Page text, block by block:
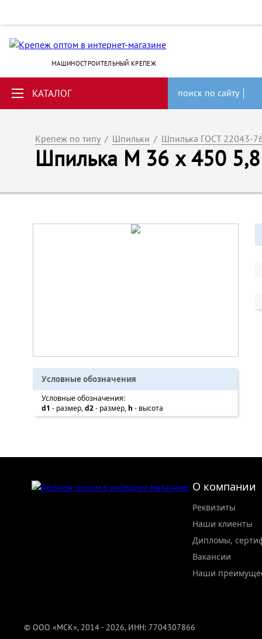
МАШИНОСТРОИТЕЛЬНЫЙ КРЕПЕЖ
КАТАЛОГ поиск по сайту
Крепеж по типу / Шпильки / Шпилька ГОСТ 22043-
Шпилька М 36 х 450
Условные обозначения
Условные обозначения:
d1 - размер,d2- размер, h - высота
О компании
Реквизиты
Наши клиенты
Дипломы,
Вакансии
Наши
© ООО «МСК», 2014 - 2026, ИНН: 7704307866